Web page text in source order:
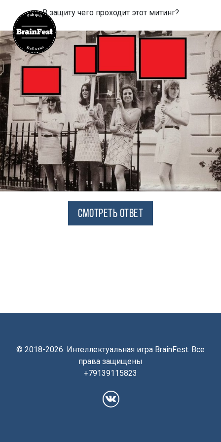
В защиту чего проходит этот митинг?
СМОТРЕТЬ ОТВЕТ
© 2018-2026. Интеллектуальная игра BrainFest. Все
права защищены
+79139115823